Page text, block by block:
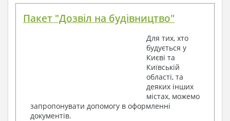
Пакет "Дозвіл на будівництво"
Для тих, хто
будується у
Києві та
Київській
області, та
деяких інших
містах, можемо
запропонувати допомогу в оформленні
документів.